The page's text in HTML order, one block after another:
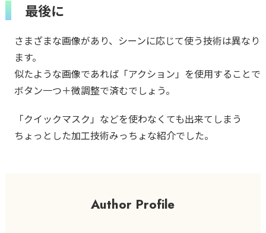
最後に
さまざまな画像があり、シーンに応じて使う技術は異なり
ます。
似たような画像であれば「アクション」を使用することで
ボタン一つ＋微調整で済むでしょう。
「クイックマスク」などを使わなくても出来てしまう
ちょっとした加工技術みっちょな紹介でした。
Author Profile